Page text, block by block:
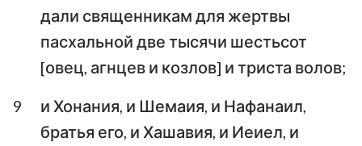
дали священникам для жертвы
пасхальной две тысячи шестьсот
[овец, агнцев и козлов] и триста волов;
9
и Хонания, и Шемаия, и Нафанаил,
братья его, и Хашавия, и Иеиел, и